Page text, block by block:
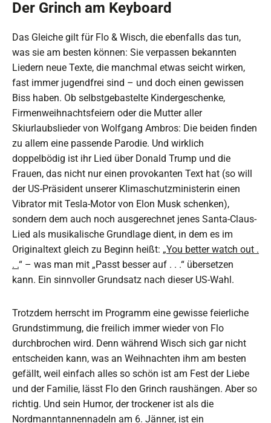
Der Grinch am Keyboard
Das Gleiche gilt für Flo & Wisch, die ebenfalls das tun,
was sie am besten können: Sie verpassen bekannten
Liedern neue Texte, die manchmal etwas seicht wirken,
fast immer jugendfrei sind – und doch einen gewissen
Biss haben. Ob selbstgebastelte Kindergeschenke,
Firmenweihnachtsfeiern oder die Mutter aller
Skiurlaubslieder von Wolfgang Ambros: Die beiden finden
zu allem eine passende Parodie. Und wirklich
doppelbödig ist ihr Lied über Donald Trump und die
Frauen, das nicht nur einen provokanten Text hat (so will
der US-Präsident unserer Klimaschutzministerin einen
Vibrator mit Tesla-Motor von Elon Musk schenken),
sondern dem auch noch ausgerechnet jenes Santa-Claus-
Lied als musikalische Grundlage dient, in dem es im
Originaltext gleich zu Beginn heißt: „You better watch out .
. .“ – was man mit „Passt besser auf . . .“ übersetzen
kann. Ein sinnvoller Grundsatz nach dieser US-Wahl.
Trotzdem herrscht im Programm eine gewisse feierliche
Grundstimmung, die freilich immer wieder von Flo
durchbrochen wird. Denn während Wisch sich gar nicht
entscheiden kann, was an Weihnachten ihm am besten
gefällt, weil einfach alles so schön ist am Fest der Liebe
und der Familie, lässt Flo den Grinch raushängen. Aber so
richtig. Und sein Humor, der trockener ist als die
Nordmanntannennadeln am 6. Jänner, ist ein